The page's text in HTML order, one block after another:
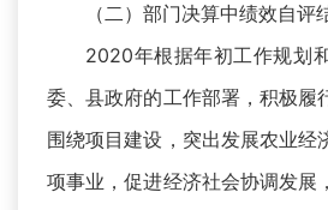
（二）部门决算中绩效自评
2020年根据年初工作规划
委、县政府的工作部署，积极履
围绕项目建设，突出发展农业经
项事业，促进经济社会协调发展